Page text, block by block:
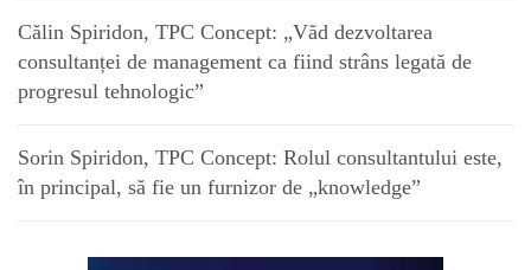
Călin Spiridon, TPC Concept: „Văd dezvoltarea
consultanței de management ca fiind strâns legată de
progresul tehnologic”
Sorin Spiridon, TPC Concept: Rolul consultantului este,
în principal, să fie un furnizor de „knowledge”